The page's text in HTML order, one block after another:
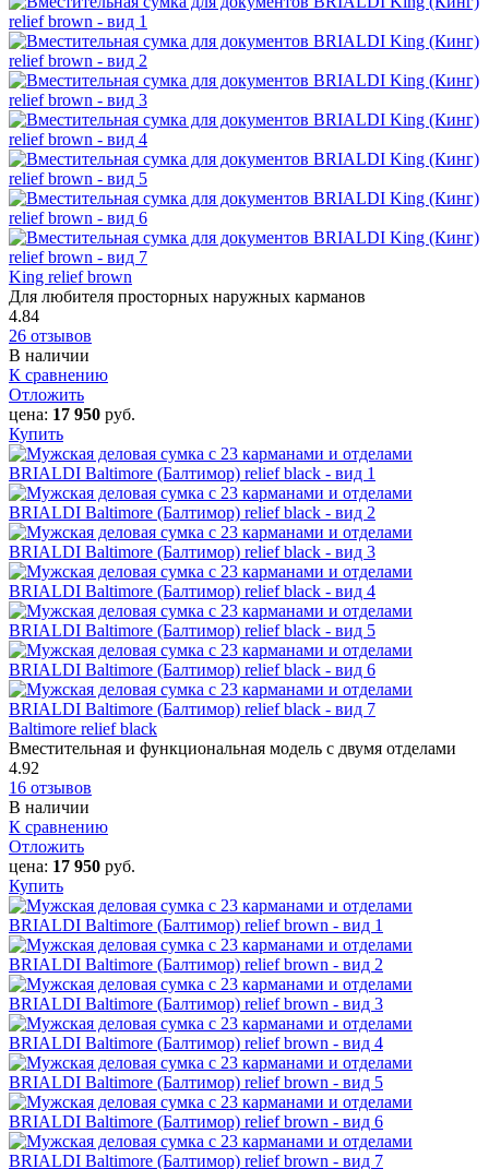
King relief brown
Для любителя просторных наружных карманов
4.84
26 отзывов
В наличии
К сравнению
Отложить
цена: 17 950 руб.
Купить
Baltimore relief black
Вместительная и функциональная модель с двумя отделами
4.92
16 отзывов
В наличии
К сравнению
Отложить
цена: 17 950 руб.
Купить